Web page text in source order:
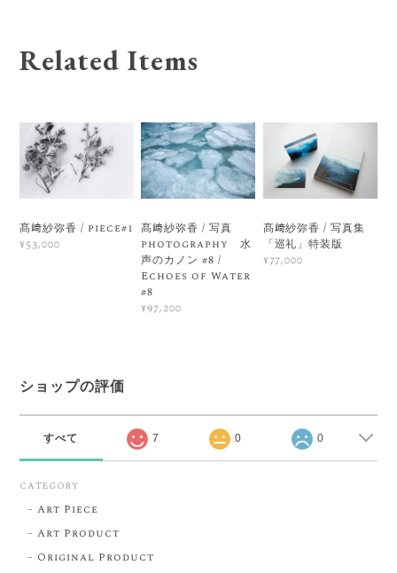
Related Items
髙﨑紗弥香 / piece#1
¥53,000
髙﨑紗弥香 / 写真
photography 水
声のカノン #8 /
Echoes of Water
#8
¥97,200
髙﨑紗弥香 / 写真集
「巡礼」特装版
¥77,000
ショップの評価
すべて 7 0 0
CATEGORY
Art Piece
Art Product
Original Product